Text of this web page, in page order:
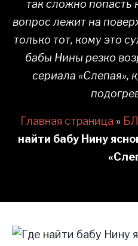
так сложно попасть
вопрос лежит на
только тот, кому это
бабы Нины резко
сериала «Слепая»,
Главная страница »
найти бабу Нину